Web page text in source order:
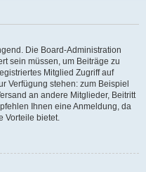
Die Board-Administration
sein müssen, um Beiträge zu
Mitglied Zugriff auf
Verfügung stehen: zum Beispiel
an andere Mitglieder, Beitritt
Ihnen eine Anmeldung, da
Vorteile bietet.